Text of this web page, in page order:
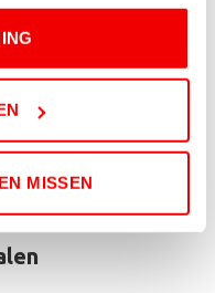
met onze
.
cookie in je browser
dat je niet wilt
MISSEN